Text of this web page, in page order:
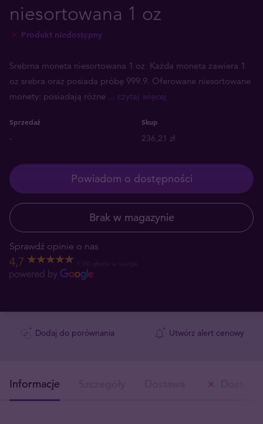
niesortowana 1 oz
Produkt niedostępny
Srebrna moneta niesortowana 1 oz Każda moneta zawiera 1
oz srebra oraz posiada próbę 999.9. Oferowane niesortowane
monety: posiadają różne ... czytaj więcej
Sprzedaż Skup
- 236,21 zł
Powiadom o dostępności
Brak w magazynie
Sprawdź opinie o nas
4,7
Dodaj do porównania Utwórz alert cenowy
Informacje